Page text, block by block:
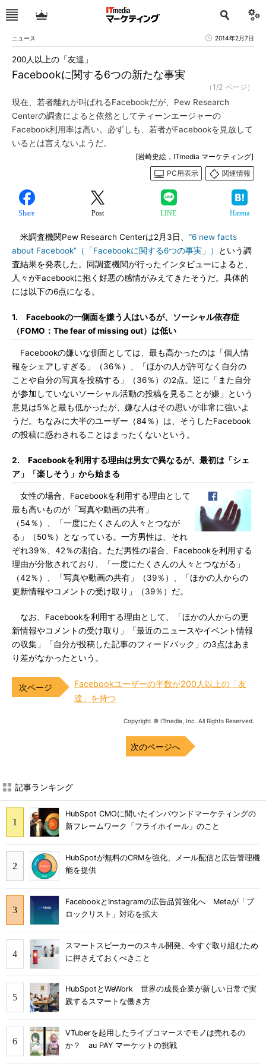
ニュース 2014年2月7日
Facebookに関する6つの新たな事実
200人以上の「友達」
（1/2 ページ）
現在、若者離れが叫ばれるFacebookだが、Pew Research
Centerの調査によると依然としてティーンエージャーの
Facebook利用率は高い。必ずしも、若者がFacebookを見放して
いるとは言えないようだ。
[岩崎史絵，ITmedia マーケティング]
PC用表示
関連情報
Share Post LINE Hatena
米調査機関Pew Research Centerは2月3日、 “6 new facts
about Facebook”（「Facebookに関する6つの事実」）
という調
査結果を発表した。同調査機関が行ったインタビューによると、
人々がFacebookに抱く好悪の感情がみえてきたそうだ。具体的
には以下の6点になる。
1. Facebookの一側面を嫌う人はいるが、ソーシャル依存症
（FOMO：The fear of missing out）は低い
Facebookの嫌いな側面としては、最も高かったのは「個人情
報をシェアしすぎる」（36％）、「ほかの人が許可なく自分の
ことや自分の写真を投稿する」（36％）の2点。逆に「また自分
が参加していないソーシャル活動の投稿を見ることが嫌」という
意見は5％と最も低かったが、嫌な人はその思いが非常に強いよ
うだ。ちなみに大半のユーザー（84％）は、そうしたFacebook
の投稿に惑わされることはまったくないという。
2. Facebookを利用する理由は男女で異なるが、最初は「シェ
ア」「楽しそう」から始まる
女性の場合、Facebookを利用する理由として
最も高いものが「写真や動画の共有」
（54％）、「一度にたくさんの人々とつなが
る」（50％）となっている。一方男性は、それ
ぞれ39％、42％の割合。ただ男性の場合、Facebookを利用する
理由が分散されており、「一度にたくさんの人々とつながる」
（42％）、「写真や動画の共有」（39％）、「ほかの人からの
更新情報やコメントの受け取り」（39％）だ。
なお、Facebookを利用する理由として、「ほかの人からの更
新情報やコメントの受け取り」「最近のニュースやイベント情報
の収集」「自分が投稿した記事のフィードバック」の3点はあま
り差がなかったという。
Facebookユーザーの半数が200人以上の「友
達」を持つ
Copyright © ITmedia, Inc. All Rights Reserved.
次のページへ
記事ランキング
HubSpot CMOに聞いたインバウンドマーケティングの
新フレームワーク「フライホイール」のこと
HubSpotが無料のCRMを強化、メール配信と広告管理機
能を提供
FacebookとInstagramの広告品質強化へ Metaが「ブ
ロックリスト」対応を拡大
スマートスピーカーのスキル開発、今すぐ取り組むため
に押さえておくべきこと
HubSpotとWeWork 世界の成長企業が新しい日常で実
践するスマートな働き方
VTuberを起用したライブコマースでモノは売れるの
か？ au PAY マーケットの挑戦